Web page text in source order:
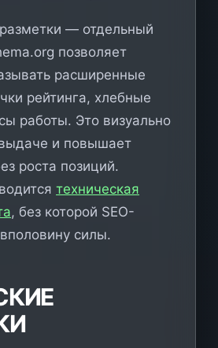
— отдельный
позволяет
расширенные
рейтинга, хлебные
работы. Это визуально
и повышает
роста позиций.
техническая
, без которой SEO-
силы.